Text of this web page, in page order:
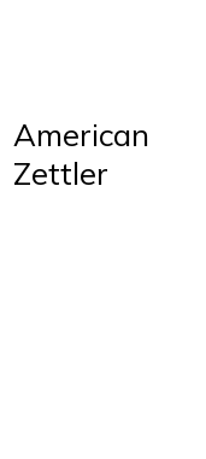
American
Zettler